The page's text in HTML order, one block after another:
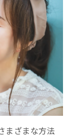
まざまな方法